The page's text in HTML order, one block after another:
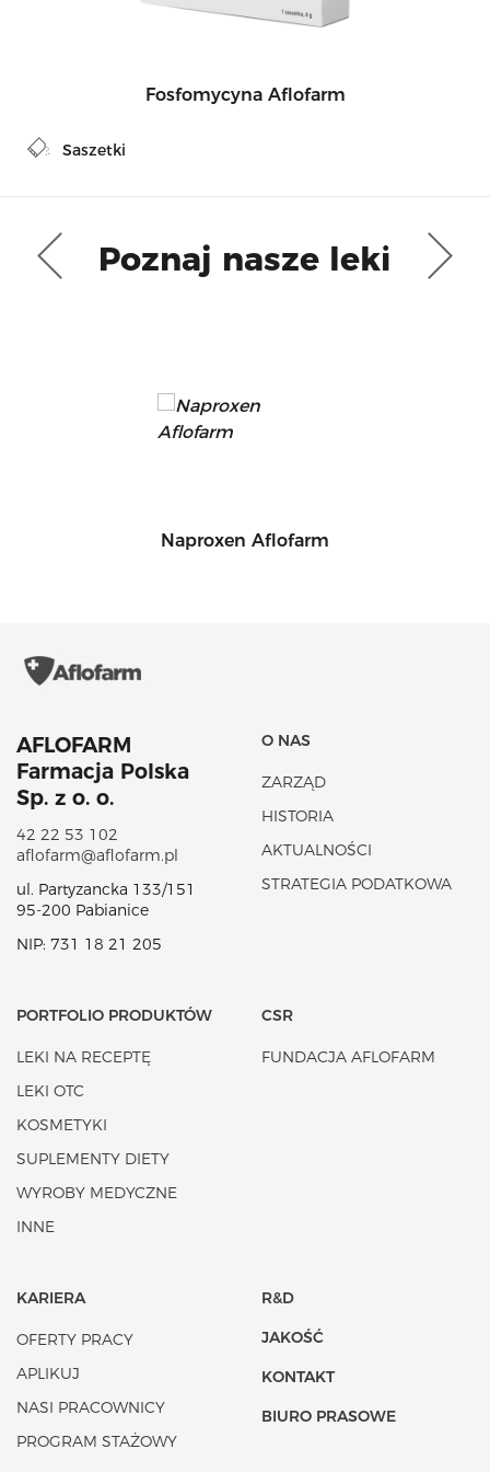
Fosfomycyna Aflofarm
Saszetki
Poznaj nasze leki
Naproxen Aflofarm
AFLOFARM
Farmacja Polska
Sp. z o. o.
42 22 53 102
aflofarm@aflofarm.pl
ul. Partyzancka 133/151
95-200 Pabianice
NIP: 731 18 21 205
O NAS
ZARZĄD
HISTORIA
AKTUALNOŚCI
STRATEGIA PODATKOWA
PORTFOLIO PRODUKTÓW
LEKI NA RECEPTĘ
LEKI OTC
KOSMETYKI
SUPLEMENTY DIETY
WYROBY MEDYCZNE
INNE
CSR
FUNDACJA AFLOFARM
KARIERA
OFERTY PRACY
APLIKUJ
NASI PRACOWNICY
PROGRAM STAŻOWY
R&D
JAKOŚĆ
KONTAKT
BIURO PRASOWE